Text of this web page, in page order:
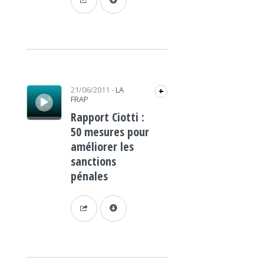
Lecteur audio 21/06/2011 - LA
FRAP
+
Rapport Ciotti :
50 mesures pour
améliorer les
sanctions
pénales